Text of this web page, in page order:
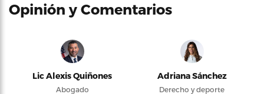
Opinión y Comentarios
Lic Alexis Quiñones
Abogado
Adriana Sánchez
Derecho y deporte